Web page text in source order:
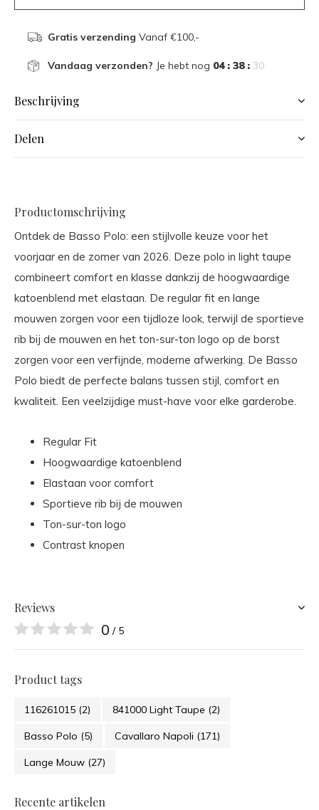
Gratis verzending Vanaf €100,-
Vandaag verzonden? Je hebt nog 04 : 38 : 30
Beschrijving
Delen
Productomschrijving
Ontdek de Basso Polo: een stijlvolle keuze voor het
voorjaar en de zomer van 2026. Deze polo in light taupe
combineert comfort en klasse dankzij de hoogwaardige
katoenblend met elastaan. De regular fit en lange
mouwen zorgen voor een tijdloze look, terwijl de sportieve
rib bij de mouwen en het ton-sur-ton logo op de borst
zorgen voor een verfijnde, moderne afwerking. De Basso
Polo biedt de perfecte balans tussen stijl, comfort en
kwaliteit. Een veelzijdige must-have voor elke garderobe.
Regular Fit
Hoogwaardige katoenblend
Elastaan voor comfort
Sportieve rib bij de mouwen
Ton-sur-ton logo
Contrast knopen
Reviews
0 / 5
Product tags
116261015 (2) 841000 Light Taupe (2)
Basso Polo (5) Cavallaro Napoli (171)
Lange Mouw (27)
Recente artikelen